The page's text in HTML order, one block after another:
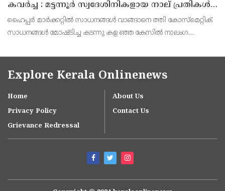
കവർച്ച : മട്ടന്നൂർ സ്വദേശിനികളായ നാല് പ്രതികൾ
പിടിയിൽ
ഹൈപ്പർ മാർക്കറ്റിൽ സാധനങ്ങൾ വാങ്ങാനെ ത്തി കോസ്മെറ്റിക്
സാധനങ്ങൾ മോഷ്ടിച്ച കടന്നു കള ഞ്ഞ കേസിൽ നാലംഗ
ബന്ധുക്കളുമായ റൂബി (35),ആശ(54), ലക്ഷ്മിക്കുട്ടി (70),
Explore Kerala Onlinenews
Home
About Us
Privacy Policy
Contact Us
Grievance Redressal